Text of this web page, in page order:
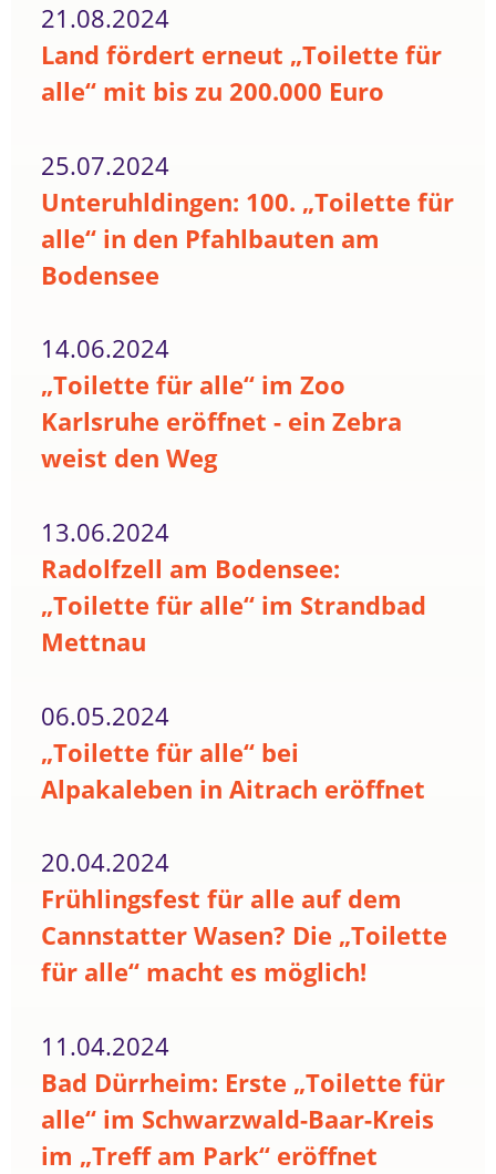
21.08.2024
Land fördert erneut „Toilette für
alle“ mit bis zu 200.000 Euro
25.07.2024
Unteruhldingen: 100. „Toilette für
alle“ in den Pfahlbauten am
Bodensee
14.06.2024
„Toilette für alle“ im Zoo
Karlsruhe eröffnet - ein Zebra
weist den Weg
13.06.2024
Radolfzell am Bodensee:
„Toilette für alle“ im Strandbad
Mettnau
06.05.2024
„Toilette für alle“ bei
Alpakaleben in Aitrach eröffnet
20.04.2024
Frühlingsfest für alle auf dem
Cannstatter Wasen? Die „Toilette
für alle“ macht es möglich!
11.04.2024
Bad Dürrheim: Erste „Toilette für
alle“ im Schwarzwald-Baar-Kreis
im „Treff am Park“ eröffnet